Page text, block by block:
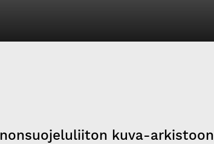
kuva-arkistoon